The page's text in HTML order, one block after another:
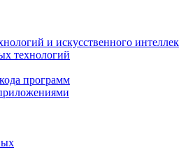
и искусственного
технологий
программ